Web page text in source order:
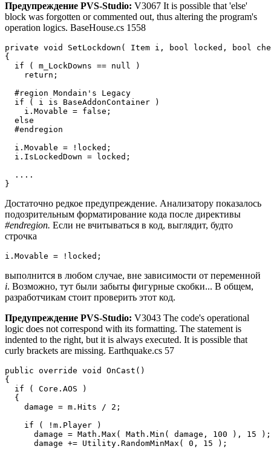
Предупреждение PVS-Studio: V3067 It is possible that 'else'
block was forgotten or commented out, thus altering the program's
operation logics. BaseHouse.cs 1558
private void SetLockdown( Item i, bool locked, bool
{
  if ( m_LockDowns == null )
    return;
  #region Mondain's Legacy
  if ( i is BaseAddonContainer )
    i.Movable = false;
  else
  #endregion
  i.Movable = !locked;
  i.IsLockedDown = locked;
  ....
}
Достаточно редкое предупреждение. Анализатору показалось
подозрительным форматирование кода после директивы
#endregion. Если не вчитываться в код, выглядит, будто
строчка
i.Movable = !locked;
выполнится в любом случае, вне зависимости от переменной
i. Возможно, тут были забыты фигурные скобки... В общем,
разработчикам стоит проверить этот код.
Предупреждение PVS-Studio: V3043 The code's operational
logic does not correspond with its formatting. The statement is
indented to the right, but it is always executed. It is possible that
curly brackets are missing. Earthquake.cs 57
public override void OnCast()
{
  if ( Core.AOS )
  {
    damage = m.Hits / 2;
    if ( !m.Player )
      damage = Math.Max( Math.Min( damage, 100 ), 15 );
damage += Utility.RandomMinMax( 0, 15 );